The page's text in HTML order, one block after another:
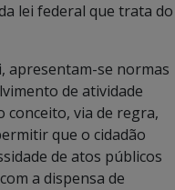
lei federal que trata do
apresentam-se normas
de atividade
conceito, via de regra,
que o cidadão
de atos públicos
a dispensa de